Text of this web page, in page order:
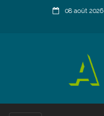
08 août 2026